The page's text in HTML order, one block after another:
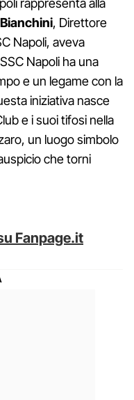
rappresenta alla
, Direttore
Napoli, aveva
Napoli ha una
e un legame con la
iniziativa nasce
e i suoi tifosi nella
un luogo simbolo
che torni
Fanpage.it